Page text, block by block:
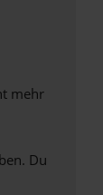
mehr
Du